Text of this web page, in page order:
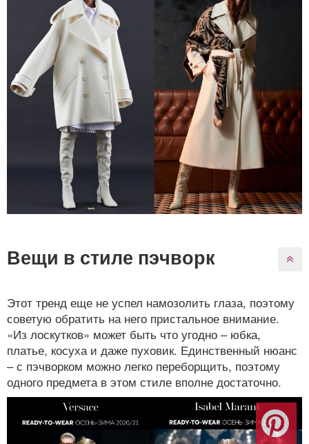
Вещи в стиле пэчворк
Этот тренд еще не успел намозолить глаза, поэтому
советую обратить на него пристальное внимание.
«Из лоскутков» может быть что угодно – юбка,
платье, косуха и даже пуховик. Единственный нюанс
– с пэчворком можно легко переборщить, поэтому
одного предмета в этом стиле вполне достаточно.